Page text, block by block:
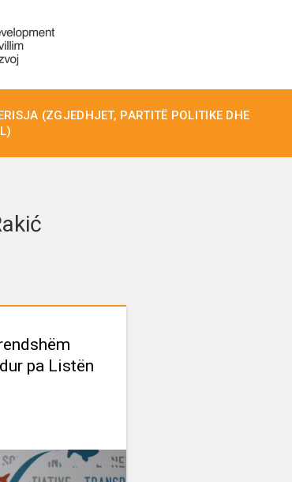
(ZGJEDHJET, PARTITË POLITIKE DHE
pa Listën